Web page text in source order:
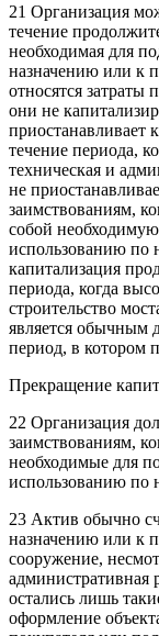
21 Организация
течение
необходимая для
назначению или к
относятся
они не
приостанавливает
течение периода,
техническая и
не
заимствованиям,
собой необходимую
использованию по
капитализация
периода, когда
строительство
является обычным
период, в котором
Прекращение
22 Организация
заимствованиям,
необходимые для
использованию по
23 Актив обычно
назначению или к
сооружение,
административная
остались лишь
оформление